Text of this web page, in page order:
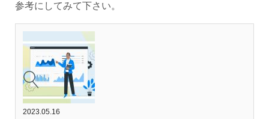
参考にしてみて下さい。
2023.05.16